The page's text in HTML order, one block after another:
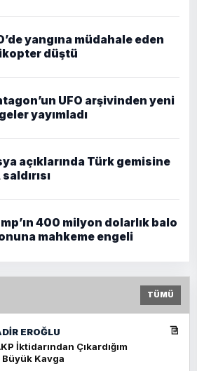
yangına müdahale eden
düştü
UFO arşivinden yeni
yayımladı
açıklarında Türk gemisine
400 milyon dolarlık balo
mahkeme engeli
TÜMÜ
EROĞLU
İktidarından Çıkardığım
Büyük Kavga